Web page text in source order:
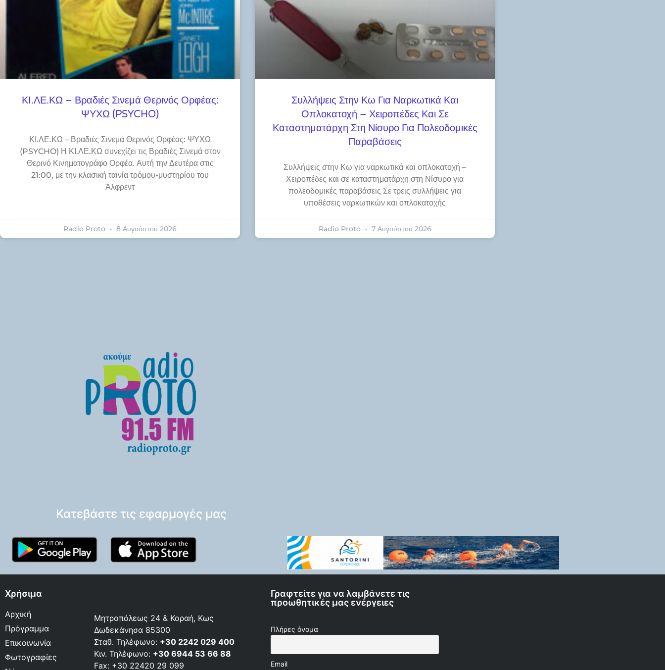
ΚΙ.ΛΕ.ΚΩ – Βραδιές Σινεμά Θερινός Ορφέας:
ΨΥΧΩ (PSYCHO)
ΚΙ.ΛΕ.ΚΩ – Βραδιές Σινεμά Θερινός Ορφέας: ΨΥΧΩ
(PSYCHO) Η ΚΙ.ΛΕ.ΚΩ συνεχίζει τις Βραδιές Σινεμά στον
Θερινό Κινηματογράφο Ορφέα. Αυτή την Δευτέρα στις
21:00, με την κλασική ταινία τρόμου-μυστηρίου του
Άλφρεντ
Radio Proto 8 Αυγούστου 2026
Συλλήψεις Στην Κω Για Ναρκωτικά Και
Οπλοκατοχή – Χειροπέδες Και Σε
Καταστηματάρχη Στη Νίσυρο Για Πολεοδομικές
Παραβάσεις
Συλλήψεις στην Κω για ναρκωτικά και οπλοκατοχή –
Χειροπέδες και σε καταστηματάρχη στη Νίσυρο για
πολεοδομικές παραβάσεις Σε τρεις συλλήψεις για
υποθέσεις ναρκωτικών και οπλοκατοχής
Radio Proto 7 Αυγούστου 2026
Κατεβάστε τις εφαρμογές μας
Χρήσιμα
Αρχική
Πρόγραμμα
Επικοινωνία
Φωτογραφίες
Μητροπόλεως 24 & Κοραή, Κως
Δωδεκάνησα 85300
Σταθ. Τηλέφωνο: +30 2242 029 400
Κιν. Τηλέφωνο: +30 6944 53 66 88
Fax: +30 22420 29 099
Γραφτείτε για να λαμβάνετε τις
προωθητικές μας ενέργειες
Πλήρες όνομα
Email